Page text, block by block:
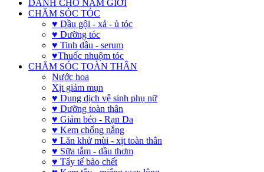
DÀNH CHO NAM GIỚI
CHĂM SÓC TÓC
♥ Dầu gội - xả - ủ tóc
♥ Dưỡng tóc
♥ Tinh dầu - serum
♥Thuốc nhuộm tóc
CHĂM SÓC TOÀN THÂN
Nước hoa
Xịt giảm mụn
♥ Dung dịch vệ sinh phụ nữ
♥ Dưỡng toàn thân
♥ Giảm béo - Rạn Da
♥ Kem chống nắng
♥ Lăn khử mùi - xịt toàn thân
♥ Sữa tắm - dầu thơm
♥ Tẩy tế bào chết